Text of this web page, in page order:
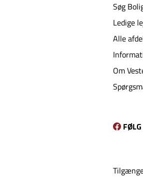
Søg
Ledige
Alle
Om